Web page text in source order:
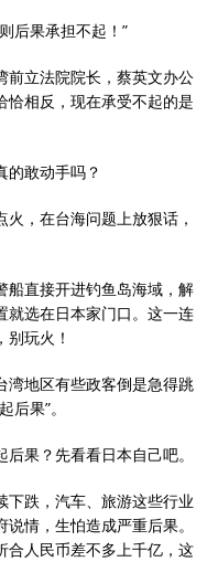
后果承担不起！”
前立法院院长，蔡英文办公
恰相反，现在承受不起的是
的敢动手吗？
，在台海问题上放狠话，
船直接开进钓鱼岛海域，解
就选在日本家门口。这一连
玩火！
湾地区有些政客倒是急得跳
果”。
果？先看看日本自己吧。
下跌，汽车、旅游这些行业
情，生怕造成严重后果。
合人民币差不多上千亿，这